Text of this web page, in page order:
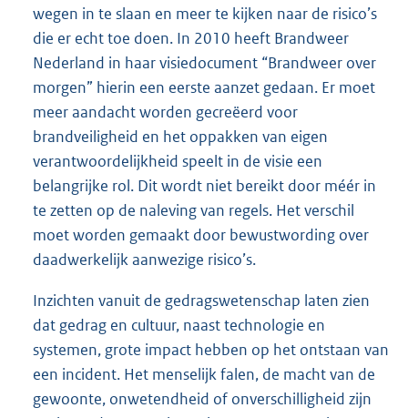
wegen in te slaan en meer te kijken naar de risico’s
die er echt toe doen. In 2010 heeft Brandweer
Nederland in haar visiedocument “Brandweer over
morgen” hierin een eerste aanzet gedaan. Er moet
meer aandacht worden gecreëerd voor
brandveiligheid en het oppakken van eigen
verantwoordelijkheid speelt in de visie een
belangrijke rol. Dit wordt niet bereikt door méér in
te zetten op de naleving van regels. Het verschil
moet worden gemaakt door bewustwording over
daadwerkelijk aanwezige risico’s.
Inzichten vanuit de gedragswetenschap laten zien
dat gedrag en cultuur, naast technologie en
systemen, grote impact hebben op het ontstaan van
een incident. Het menselijk falen, de macht van de
gewoonte, onwetendheid of onverschilligheid zijn